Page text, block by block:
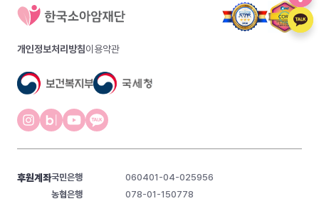
개인정보처리방침이용약관
후원계좌국민은행
060401-04-025956
농협은행
078-01-150778